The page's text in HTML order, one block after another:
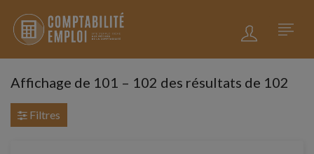
Affichage de 101 – 102 des résultats de 102
Filtres